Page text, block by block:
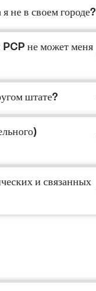
не в своем городе?
не может меня
штате?
и связанных